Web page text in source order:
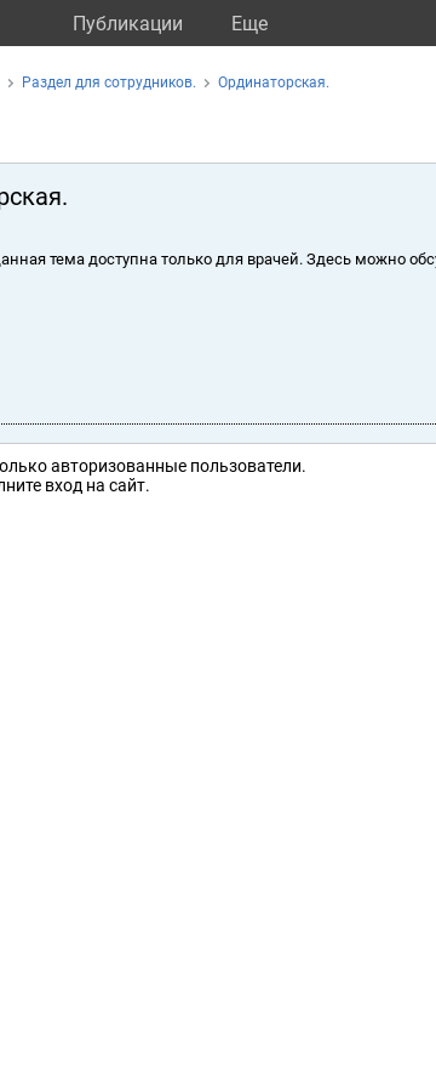
Публикации Eще
Раздел для сотрудников. Ординаторская.
тема доступна только для врачей. Здесь можно
авторизованные пользователи.
вход на сайт.